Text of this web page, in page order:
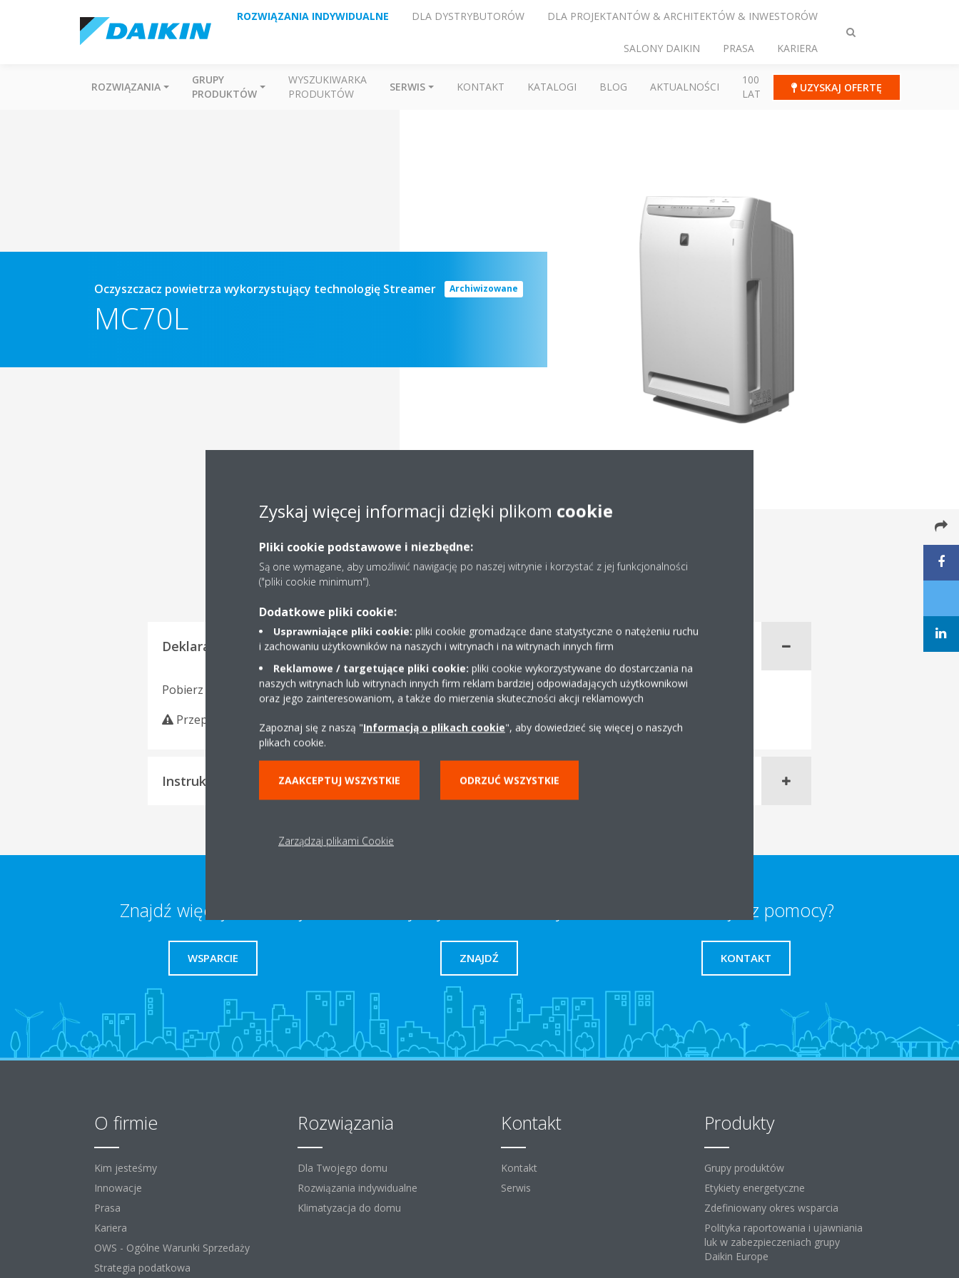
Przełącz
ROZWIĄZANIA INDYWIDUALNE DLA DYSTRYBUTORÓW DLA PROJEKTANTÓW & ARCHITEKTÓW & INWESTORÓW
SALONY DAIKIN PRASA KARIERA
ROZWIĄZANIA
GRUPY
PRODUKTÓW
WYSZUKIWARKA
PRODUKTÓW
SERWIS KONTAKT KATALOGI BLOG AKTUALNOŚCI
100
LAT
UZYSKAJ OFERTĘ
Oczyszczacz powietrza wykorzystujący technologię Streamer Archiwizowane
MC70L
Dokumentacja
Deklaracja zgodności
Pobierz język
Przepraszamy, nie znaleziono żadnych dokumentów w tej kategorii
Instrukcje obsługi
Znajdź więcej informacji
WSPARCIE ZNAJDŹ
Potrzebujesz pomocy?
KONTAKT
O firmie
Kim jesteśmy
Innowacje
Prasa
Kariera
OWS - Ogólne Warunki Sprzedaży
Strategia podatkowa
Rozwiązania
Dla Twojego domu
Rozwiązania indywidualne
Klimatyzacja do domu
Kontakt
Kontakt
Serwis
Produkty
Grupy produktów
Etykiety energetyczne
Zdefiniowany okres wsparcia
Polityka raportowania i ujawniania
luk w zabezpieczeniach grupy
Daikin Europe
Zyskaj więcej informacji dzięki plikom cookie
Pliki cookie podstawowe i niezbędne:
Są one wymagane, aby umożliwić nawigację po naszej witrynie i korzystać z jej funkcjonalności
("pliki cookie minimum").
Dodatkowe pliki cookie:
Usprawniające pliki cookie: pliki cookie gromadzące dane statystyczne o natężeniu ruchu
i zachowaniu użytkowników na naszych i witrynach i na witrynach innych firm
Reklamowe / targetujące pliki cookie: pliki cookie wykorzystywane do dostarczania na
naszych witrynach lub witrynach innych firm reklam bardziej odpowiadających użytkownikowi
oraz jego zainteresowaniom, a także do mierzenia skuteczności akcji reklamowych
Zapoznaj się z naszą "Informacją o plikach cookie", aby dowiedzieć się więcej o naszych
plikach cookie.
ZAAKCEPTUJ WSZYSTKIE ODRZUĆ WSZYSTKIE
Zarządzaj plikami Cookie